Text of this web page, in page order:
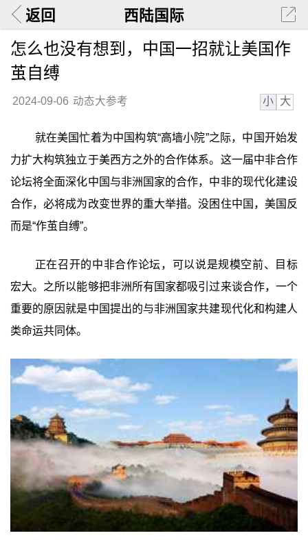
返回 西陆国际
怎么也没有想到，中国一招就让美国作
茧自缚
2024-09-06 动态大参考 小 大
就在美国忙着为中国构筑“高墙小院”之际，中国开始发
力扩大构筑独立于美西方之外的合作体系。这一届中非合作
论坛将全面深化中国与非洲国家的合作，中非的现代化建设
合作，必将成为改变世界的重大举措。没困住中国，美国反
而是“作茧自缚”。
正在召开的中非合作论坛，可以说是规模空前、目标
宏大。之所以能够把非洲所有国家都吸引过来谈合作，一个
重要的原因就是中国提出的与非洲国家共建现代化和构建人
类命运共同体。